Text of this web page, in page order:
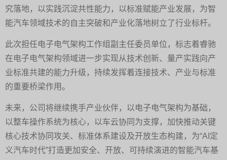
究落地，以实践沉淀共性能力，以标准赋能产业发展，为智
能汽车领域技术的自主突破和产业化落地树立了行业标杆。
此次担任电子电气架构工作组副主任委员单位，标志着睿驰
在电子电气架构领域进一步实现从技术创新、量产实践向产
业标准共建的能力升级，持续发挥着连接技术、产业与标准
的重要桥梁作用。
未来，公司将继续携手产业伙伴，以电子电气架构为基础，
以整车操作系统为核心，以车云协同为支撑，加快推动关键
核心技术协同攻关、标准体系建设及开放生态构建，为“AI定
义汽车时代”打造更加安全、开放、可持续演进的智能汽车基